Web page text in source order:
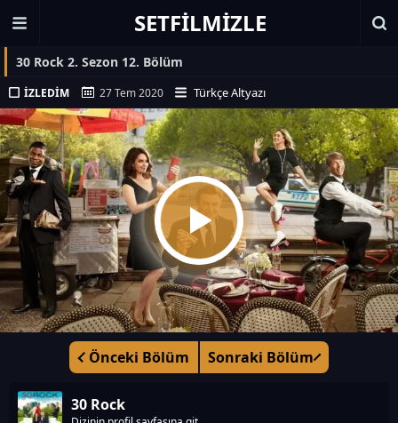
SETFILMIZLE
30 Rock 2. Sezon 12. Bölüm
İZLEDIM 27 Tem 2020 Türkçe Altyazı
Önceki Bölüm Sonraki Bölüm
30 Rock